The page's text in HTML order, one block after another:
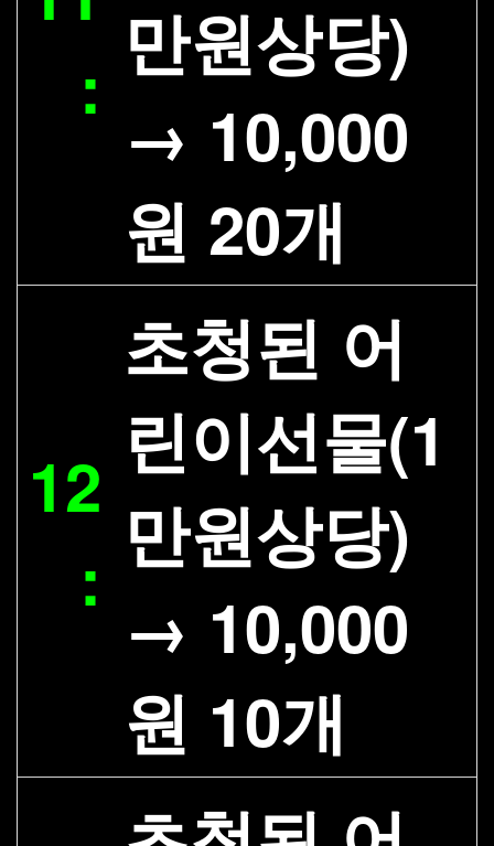
: 만원상당)
→ 10,000
원 20개
12
:
초청된 어
린이선물(1
만원상당)
→ 10,000
원 10개